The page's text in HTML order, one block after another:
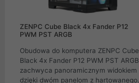
ZENPC Cube Black 4x Fander P12
PWM PST ARGB
Obudowa do komputera ZENPC Cube
Black 4x Fander P12 PWM PST ARGB
zachwyca panoramicznym widokiem
dzięki dwóm panelom z hartowanego